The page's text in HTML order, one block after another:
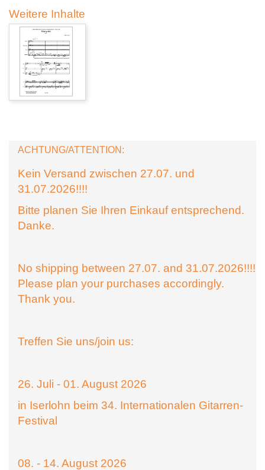
Weitere Inhalte
ACHTUNG/ATTENTION:
Kein Versand zwischen 27.07. und
31.07.2026!!!!
Bitte planen Sie Ihren Einkauf entsprechend.
Danke.
No shipping between 27.07. and 31.07.2026!!!!
Please plan your purchases accordingly.
Thank you.
Treffen Sie uns/join us:
26. Juli - 01. August 2026
in Iserlohn beim 34. Internationalen Gitarren-
Festival
08. - 14. August 2026